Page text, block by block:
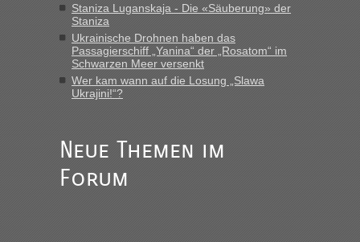
Recht, Visa und Dokumente • Re: Deklaration
gebrauchter Kleidung beim Zoll
„Vielen Dank, mit einem Briefchen meiner Frau im Gepäck
gab es keine Probleme“
fast 11 Milliarden aufgedeckt
„Am besten wäre natürlich, wenn die Frau mit dabei ist.
Alleinreisende Männer stehen schließlich immer unter
Staniza Luganskaja - Die «Säuberung» der
Staniza
Ukrainische Drohnen haben das
Passagierschiff „Yanina“ der „Rosatom“ im
Schwarzen Meer versenkt
Wer kam wann auf die Losung „Slawa
Ukrajini!“?
Neue Themen im
Forum